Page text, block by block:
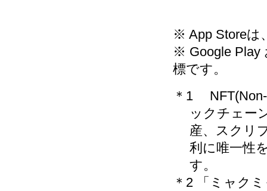
※ App Storeは
※ Google Play
標です。
＊1 NFT(Non-
ックチェー
産、スクリ
利に唯一性
す。
＊2 「ミャク